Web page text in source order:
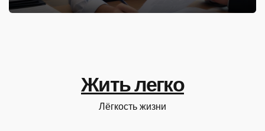
Жить легко
Лёгкость жизни